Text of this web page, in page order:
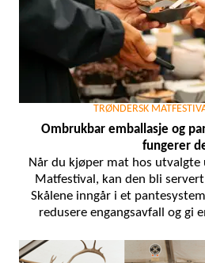
TRØNDERSK
Ombrukbar emballasje og
fungerer
Når du kjøper mat hos utvalgte
Matfestival, kan den bli
Skålene inngår i et
redusere engangsavfall og gi